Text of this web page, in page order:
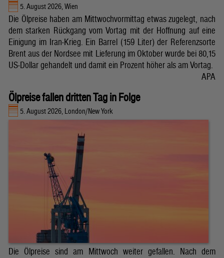
5. August 2026, Wien
Die Ölpreise haben am Mittwochvormittag etwas zugelegt, nach
dem starken Rückgang vom Vortag mit der Hoffnung auf eine
Einigung im Iran-Krieg. Ein Barrel (159 Liter) der Referenzsorte
Brent aus der Nordsee mit Lieferung im Oktober wurde bei 80,15
US-Dollar gehandelt und damit ein Prozent höher als am Vortag.
APA
Ölpreise fallen dritten Tag in Folge
5. August 2026, London/New York
Die Ölpreise sind am Mittwoch weiter gefallen. Nach dem